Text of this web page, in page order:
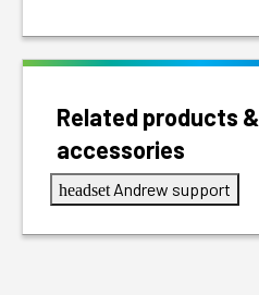
Related products &
accessories
headset Andrew support